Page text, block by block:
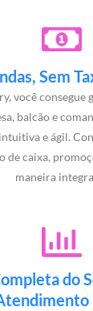
Sem
você consegue
balcão e
e ágil.
de caixa,
maneira
do